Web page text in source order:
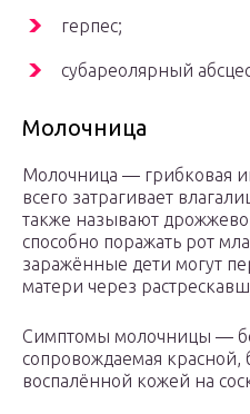
герпес;
субареолярный
Молочница
Молочница — грибковая
всего затрагивает
также называют
способно поражать рот
заражённые дети могут
матери через
Симптомы молочницы —
сопровождаемая красной,
воспалённой кожей на